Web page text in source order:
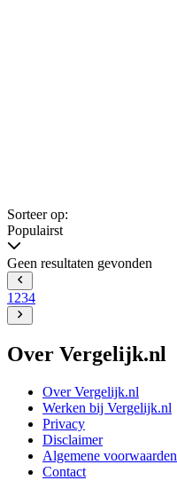
Sorteer op:
Populairst
Geen resultaten gevonden
1 234
Over Vergelijk.nl
Over Vergelijk.nl
Werken bij Vergelijk.nl
Privacy
Disclaimer
Algemene voorwaarden
Contact